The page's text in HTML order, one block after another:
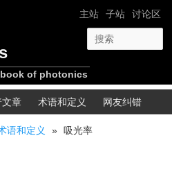
网站导航
主站 子站 讨论区
of photonics
文章 术语和定义 网友纠错
语和定义 » 吸光率